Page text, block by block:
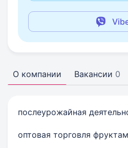
О компании Вакансии 0
послеурожайная
оптовая торговля